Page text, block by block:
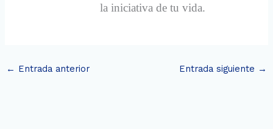
la iniciativa de tu vida.
← Entrada anterior Entrada siguiente →